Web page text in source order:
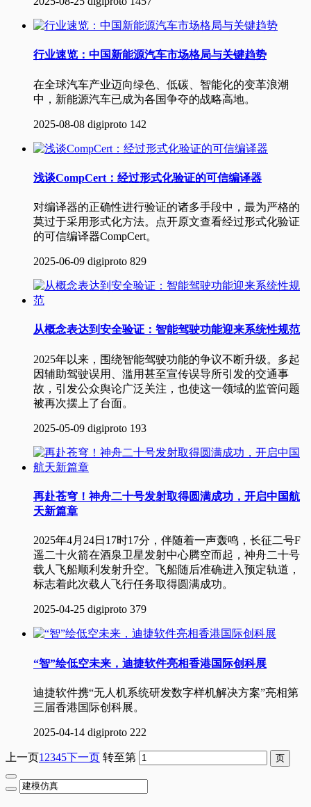
行业速览：中国新能源汽车市场格局与关键趋势
在全球汽车产业迈向绿色、低碳、智能化的变革浪潮
中，新能源汽车已成为各国争夺的战略高地。
2025-08-08 digiproto 142
浅谈CompCert：经过形式化验证的可信编译器
对编译器的正确性进行验证的诸多手段中，最为严格的
莫过于采用形式化方法。点开原文查看经过形式化验证
的可信编译器CompCert‍。
2025-06-09 digiproto 829
从概念表达到安全验证：智能驾驶功能迎来系统性规范
2025年以来，围绕智能驾驶功能的争议不断升级。多起
因辅助驾驶误用、滥用甚至宣传误导所引发的交通事
故，引发公众舆论广泛关注，也使这一领域的监管问题
被再次摆上了台面。
2025-05-09 digiproto 193
再赴苍穹！神舟二十号发射取得圆满成功，开启中国航
天新篇章
2025年4月24日17时17分，伴随着一声轰鸣，长征二号F
遥二十火箭在酒泉卫星发射中心腾空而起，神舟二十号
载人飞船顺利发射升空。飞船随后准确进入预定轨道，
标志着此次载人飞行任务取得圆满成功。
2025-04-25 digiproto 379
“智”绘低空未来，迪捷软件亮相香港国际创科展
迪捷软件携“无人机系统研发数字样机解决方案”亮相第
三届香港国际创科展。
2025-04-14 digiproto 222
上一页1 2345下一页 转至第